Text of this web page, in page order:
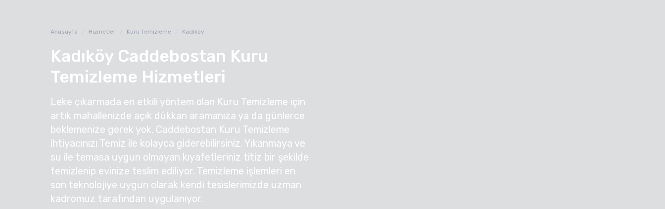
Anasayfa Hizmetler Kuru Temizleme Kadıköy
Kadıköy Caddebostan Kuru
Temizleme Hizmetleri
Leke çıkarmada en etkili yöntem olan Kuru Temizleme için
artık mahallenizde açık dükkan aramanıza ya da günlerce
beklemenize gerek yok. Caddebostan Kuru Temizleme
ihtiyacınızı Temiz ile kolayca giderebilirsiniz. Yıkanmaya ve
su ile temasa uygun olmayan kıyafetleriniz titiz bir şekilde
temizlenip evinize teslim ediliyor. Temizleme işlemleri en
son teknolojiye uygun olarak kendi tesislerimizde uzman
kadromuz tarafından uygulanıyor.